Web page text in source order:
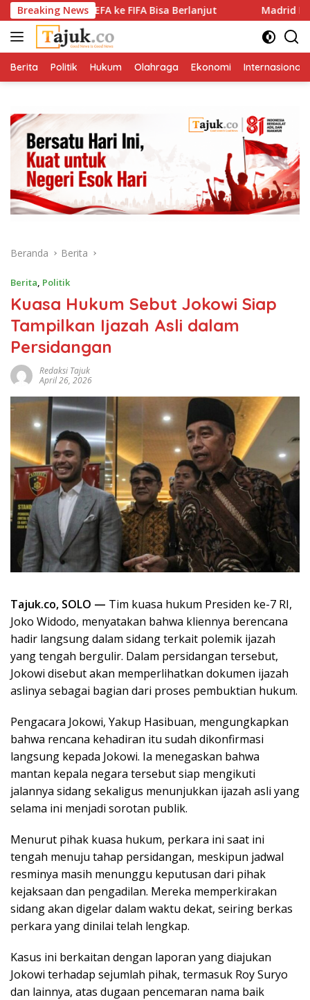
Langsung
ke
konten
Breaking News
UEFA ke FIFA Bisa Berlanjut Madrid Perpanjang
Berita Politik Hukum Olahraga Ekonomi Internasional
Beranda Berita
Berita, Politik
Kuasa Hukum Sebut Jokowi Siap
Tampilkan Ijazah Asli dalam
Persidangan
Redaksi Tajuk
April 26, 2026
Tajuk.co, SOLO — Tim kuasa hukum Presiden ke-7 RI,
Joko Widodo, menyatakan bahwa kliennya berencana
hadir langsung dalam sidang terkait polemik ijazah
yang tengah bergulir. Dalam persidangan tersebut,
Jokowi disebut akan memperlihatkan dokumen ijazah
aslinya sebagai bagian dari proses pembuktian hukum.
Pengacara Jokowi, Yakup Hasibuan, mengungkapkan
bahwa rencana kehadiran itu sudah dikonfirmasi
langsung kepada Jokowi. Ia menegaskan bahwa
mantan kepala negara tersebut siap mengikuti
jalannya sidang sekaligus menunjukkan ijazah asli yang
selama ini menjadi sorotan publik.
Menurut pihak kuasa hukum, perkara ini saat ini
tengah menuju tahap persidangan, meskipun jadwal
resminya masih menunggu keputusan dari pihak
kejaksaan dan pengadilan. Mereka memperkirakan
sidang akan digelar dalam waktu dekat, seiring berkas
perkara yang dinilai telah lengkap.
Kasus ini berkaitan dengan laporan yang diajukan
Jokowi terhadap sejumlah pihak, termasuk Roy Suryo
dan lainnya, atas dugaan pencemaran nama baik